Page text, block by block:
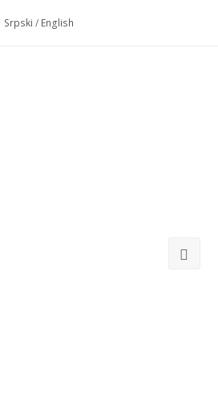
Srpski / English